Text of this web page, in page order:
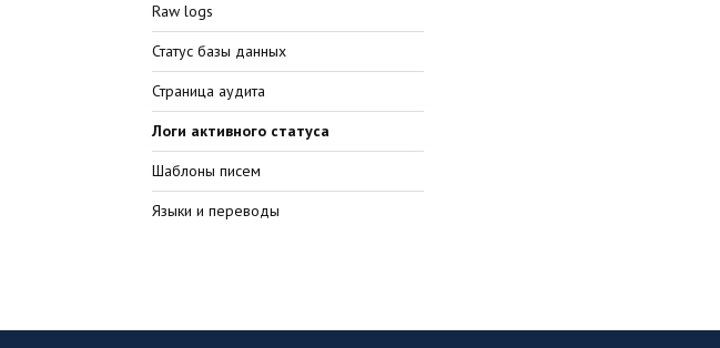
Raw logs
Статус базы данных
Страница аудита
Логи активного статуса
Шаблоны писем
Языки и переводы